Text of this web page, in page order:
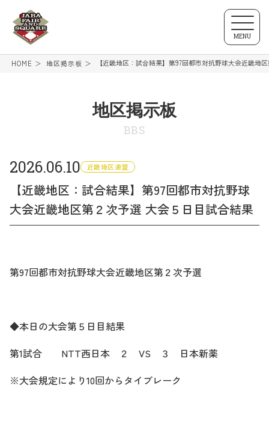
MENU
HOME 地区掲示板 【近畿地区：試合結果】第97回都市対抗野球大会近畿地
地区掲示板
BBS
2026.06.10 近畿地区連盟
【近畿地区：試合結果】第97回都市対抗野球
大会近畿地区第２次予選 大会５日目試合結果
第97回都市対抗野球大会近畿地区第２次予選
◆本日の大会第５日目結果
第1試合 NTT西日本 ２ VS ３ 日本新薬
※大会規定により10回からタイブレーク